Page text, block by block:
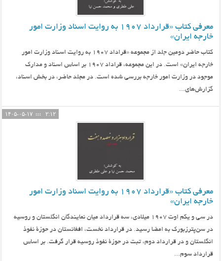
معرفی کتاب «قرارداد ۱۹۰۷ به روايت اسناد وزارت‌ امور‌
خارجه ايران»
کتاب حاضر دومین جلد از مجموعه «قراداد 1907 به روایت اسناد وزارت امور
خارجه ایران» است. در این مجموعه، قراداد 1907 بر اساس اسناد و مدارک
موجود در وزارت امور خارجه بررسی شده است. در مجلد حاضر، در بخش اسناد،
گزارش‌های...
۲:۱۲
معرفی کتاب «قرارداد ۱۹۰۷ به روايت اسناد وزارت‌ امور‌
خارجه ايران»
در سی و یکم اوت 1907 میلادی، سه قرارداد میان نمایندگان انگلستان و روسیه
در سن‌پترزبورک به امضا رسید. در قرارداد نخست، افغانستان در حوزۀ نفوذ
انگلستان و در قرارداد دوم، تبت در حوزۀ نفوذ روسیه قرار گرفت. بر اساس
قرارداد سوم...